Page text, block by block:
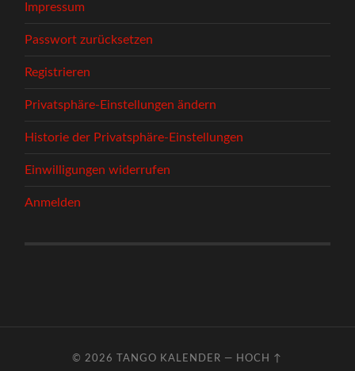
Impressum
Passwort zurücksetzen
Registrieren
Privatsphäre-Einstellungen ändern
Historie der Privatsphäre-Einstellungen
Einwilligungen widerrufen
Anmelden
© 2026 TANGO KALENDER — HOCH ↑